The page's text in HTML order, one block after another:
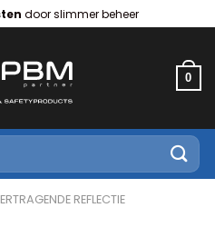
door slimmer beheer
0
REFLECTIE
JASSEN